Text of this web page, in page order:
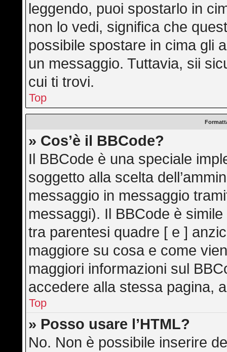
leggendo, puoi spostarlo in
non lo vedi, significa che
possibile spostare in cima gli
un messaggio. Tuttavia, sii
cui ti trovi.
Top
» Cos’è il BBCode?
Il BBCode è una speciale
soggetto alla scelta
messaggio in messaggio
messaggi). Il BBCode è
tra parentesi quadre [ e ]
maggiore su cosa e come
maggiori informazioni sul
accedere alla stessa pagina,
Top
» Posso usare l’HTML?
No. Non è possibile inserire